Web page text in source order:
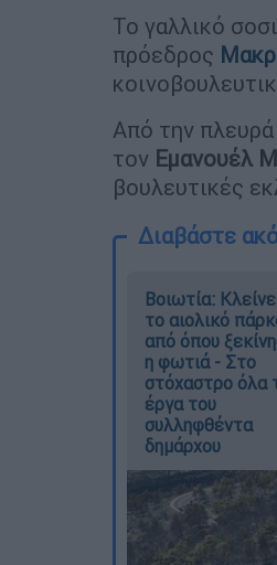
Το γαλλικό
πρόεδρος
Από την
τον Εμανουέλ
βουλευτικές
Διαβάστε
Βοιωτία:
το αιολικό
από όπου
η φωτιά - Στο
στόχαστρο όλα
έργα του
συλληφθέντα
δημάρχου